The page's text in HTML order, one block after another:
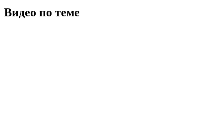
Видео по теме